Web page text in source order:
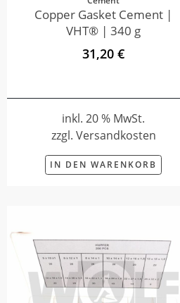
Copper Gasket Cement |
VHT® | 340 g
31,20 €
inkl. 20 % MwSt.
zzgl. Versandkosten
IN DEN WARENKORB